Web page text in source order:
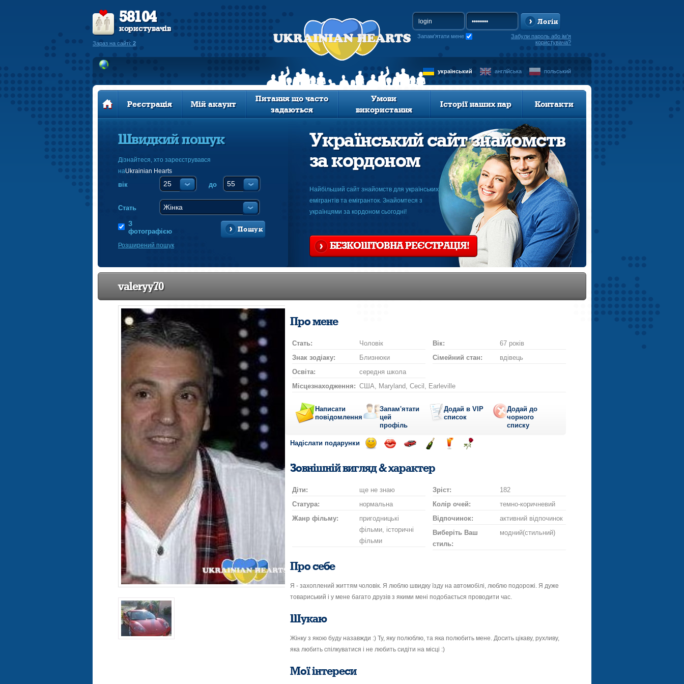
58104
користувачів
Зараз на сайті: 2
Логін
Запам'ятати мене
Забули пароль або ім'я
користувача?
український англійська польський
Реєстрація Мій акаунт
Питання що часто
задаються
Умови
використання
Історії наших пар Контакти
Швидкий пошук
Дізнайтеся, хто зареєструвався
наUkrainian Hearts
вік до
Стать
З
фотографією
Пошук
Розширений пошук
Український сайт знайомств
за кордоном
Найбільший сайт знайомств для українських
емігрантів та емігранток. Знайомтеся з
українцями за кордоном сьогодні!
БЕЗКОШТОВНА РЕЄСТРАЦІЯ!
valeryy70
Про мене
Стать: Чоловік Вік:
67 років
Знак зодіаку:
Близнюки Сімейний стан:
вдівець
Освіта:
середня школа
Місцезнаходження: США, Maryland, Cecil, Earleville
Написати
повідомлення
Запам'ятати
цей
профіль
Додай в VIP
список
Додай до
чорного
списку
Надіслати подарунки
посмішку
автомобілі
Зовнішній вигляд & характер
Діти: ще не знаю Зріст:
182
Статура:
нормальна Колір очей:
темно-коричневий
Жанр фільму:
пригодницькі
фільми, історичні
фільми
Відпочинок:
активний відпочинок
Виберіть Ваш
стиль:
модний(стильний)
Про себе
Я - захоплений життям чоловік. Я люблю швидку їзду на автомобілі, люблю подорожі. Я дуже
товариський і у мене багато друзів з якими мені подобається проводити час.
Шукаю
Жінку з якою буду назавжди :) Ту, яку полюблю, та яка полюбить мене. Досить цікаву, рухливу,
яка любить спілкуватися і не любить сидіти на місці :)
Мої інтереси